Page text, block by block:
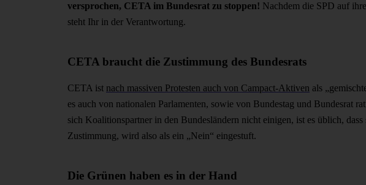
versprochen, CETA im Bundesrat zu stoppen! Nachdem die SPD auf
steht Ihr in der Verantwortung.
CETA braucht die Zustimmung des Bundesrats
CETA ist nach massiven Protesten auch von Campact-Aktiven als
es auch von nationalen Parlamenten, sowie von Bundestag und Bundesrat
sich Koalitionspartner in den Bundesländern nicht einigen, ist es üblich,
Zustimmung, wird also als ein „Nein“ eingestuft.
Die Grünen haben es in der Hand